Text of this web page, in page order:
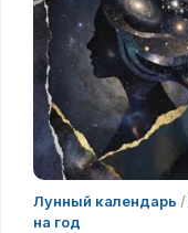
Лунный календарь /
на год